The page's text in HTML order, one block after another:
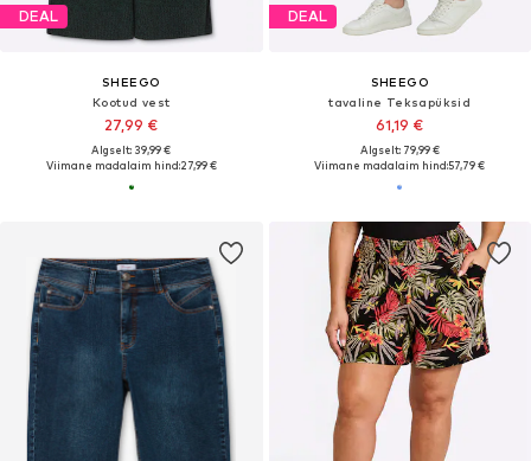
DEAL
SHEEGO
Kootud vest
27,99 €
Algselt: 39,99 €
Viimane madalaim hind:27,99 €
DEAL
SHEEGO
tavaline Teksapüksid
61,19 €
Algselt: 79,99 €
Viimane madalaim hind:57,79 €